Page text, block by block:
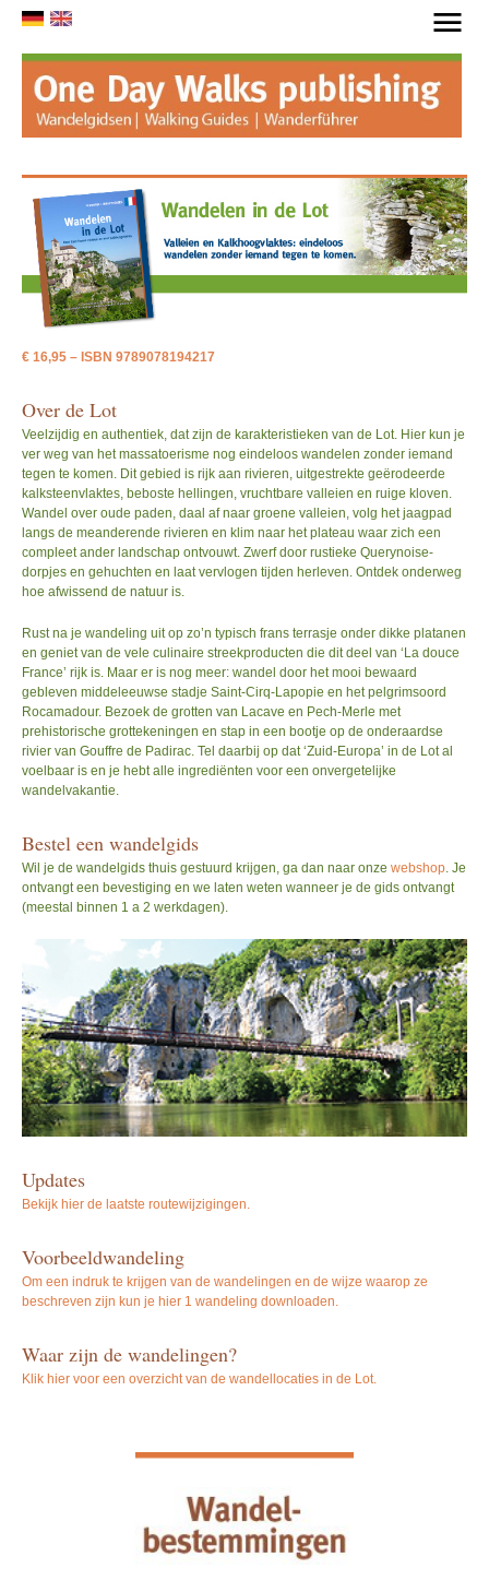
OVER ONE DAY WALKS
DE WANDELINGEN
DE WANDELGIDSEN
GIDS BESTELLEN
CONTACT
HOME
PRIVACY VERKLARING
€ 16,95 – ISBN 9789078194217
Over de Lot
Veelzijdig en authentiek, dat zijn de karakteristieken van de Lot. Hier kun je
ver weg van het massatoerisme nog eindeloos wandelen zonder iemand
tegen te komen. Dit gebied is rijk aan rivieren, uitgestrekte geërodeerde
kalksteenvlaktes, beboste hellingen, vruchtbare valleien en ruige kloven.
Wandel over oude paden, daal af naar groene valleien, volg het jaagpad
langs de meanderende rivieren en klim naar het plateau waar zich een
compleet ander landschap ontvouwt. Zwerf door rustieke Querynoise-
dorpjes en gehuchten en laat vervlogen tijden herleven. Ontdek onderweg
hoe afwissend de natuur is.
Rust na je wandeling uit op zo’n typisch frans terrasje onder dikke platanen
en geniet van de vele culinaire streekproducten die dit deel van ‘La douce
France’ rijk is. Maar er is nog meer: wandel door het mooi bewaard
gebleven middeleeuwse stadje Saint-Cirq-Lapopie en het pelgrimsoord
Rocamadour. Bezoek de grotten van Lacave en Pech-Merle met
prehistorische grottekeningen en stap in een bootje op de onderaardse
rivier van Gouffre de Padirac. Tel daarbij op dat ‘Zuid-Europa’ in de Lot al
voelbaar is en je hebt alle ingrediënten voor een onvergetelijke
wandelvakantie.
Bestel een wandelgids
Wil je de wandelgids thuis gestuurd krijgen, ga dan naar onze webshop . Je
ontvangt een bevestiging en we laten weten wanneer je de gids ontvangt
(meestal binnen 1 a 2 werkdagen).
Updates
Bekijk hier de laatste routewijzigingen.
Voorbeeldwandeling
Om een indruk te krijgen van de wandelingen en de wijze waarop ze
beschreven zijn kun je hier 1 wandeling downloaden.
Waar zijn de wandelingen?
Klik hier voor een overzicht van de wandellocaties in de Lot.